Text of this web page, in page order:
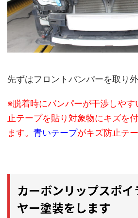
先ずはフロントバンパーを取り外
※脱着時にバンパーが干渉しや
止テープを貼り対象物にキズを
ます。 青いテープがキズ防止テー
カーボンリップスポイ
ヤー塗装をします